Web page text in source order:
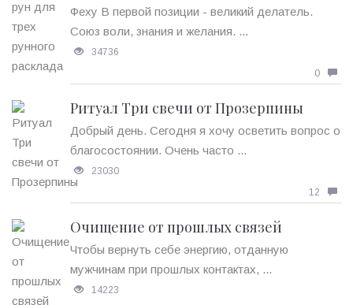
Феху В первой позиции - великий делатель.
Союз воли, знания и желания. ...
34736
0
Ритуал Три свечи от Прозерпины
Добрый день. Сегодня я хочу осветить вопрос о
благосостоянии. Очень часто ...
23030
12
Очищение от прошлых связей
Чтобы вернуть себе энергию, отданную
мужчинам при прошлых контактах, ...
14223